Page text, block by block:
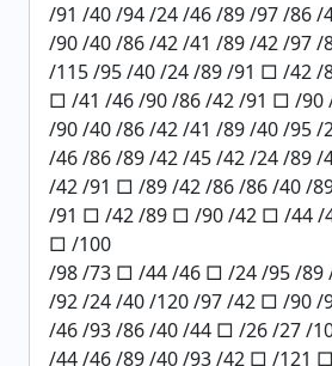
/91 /40 /94 /24 /46 /89 /97 /86
/90 /40 /86 /42 /41 /89 /42 /97
/115 /95 /40 /24 /89 /91 □ /42
□ /41 /46 /90 /86 /42 /91 □ /
/90 /40 /86 /42 /41 /89 /40 /95
/46 /86 /89 /42 /45 /42 /24 /89
/42 /91 □ /89 /42 /86 /86 /40 /
/91 □ /42 /89 □ /90 /42 □ /44 /
□ /100
/98 /73 □ /44 /46 □ /24 /95 /89
/92 /24 /40 /120 /97 /42 □ /90
/46 /93 /86 /40 /44 □ /26 /27 /
/44 /46 /89 /40 /93 /42 □ /121